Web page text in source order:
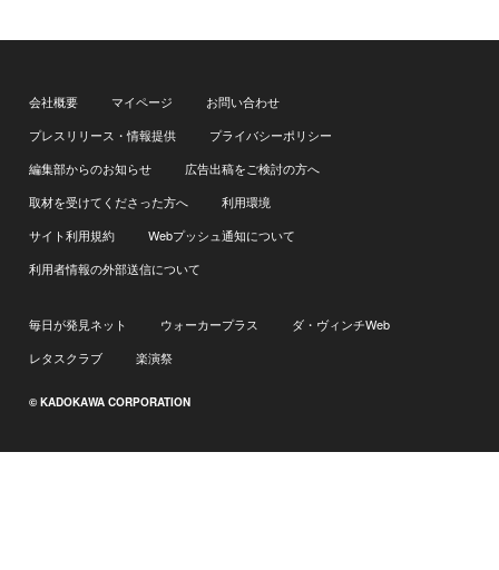
会社概要 マイページ
お問い合わせ
プレスリリース・情報提供
プライバシーポリシー
編集部からのお知らせ
広告出稿をご検討の方へ
取材を受けてくださった方へ
利用環境
サイト利用規約
Webプッシュ通知について
利用者情報の外部送信について
毎日が発見ネット ウォーカープラス
ダ・ヴィンチWeb
レタスクラブ
楽演祭
© KADOKAWA CORPORATION